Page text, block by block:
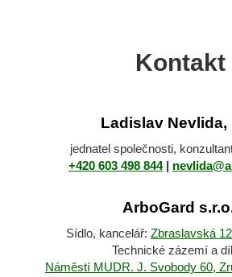
Kontakt
Ladislav Nevlida,
jednatel společnosti,
+420 603 498 844|
ArboGard
Sídlo, kancelář: Zbraslavská
Technické zázemí a
Náměstí MUDR. J. Svobody 60,